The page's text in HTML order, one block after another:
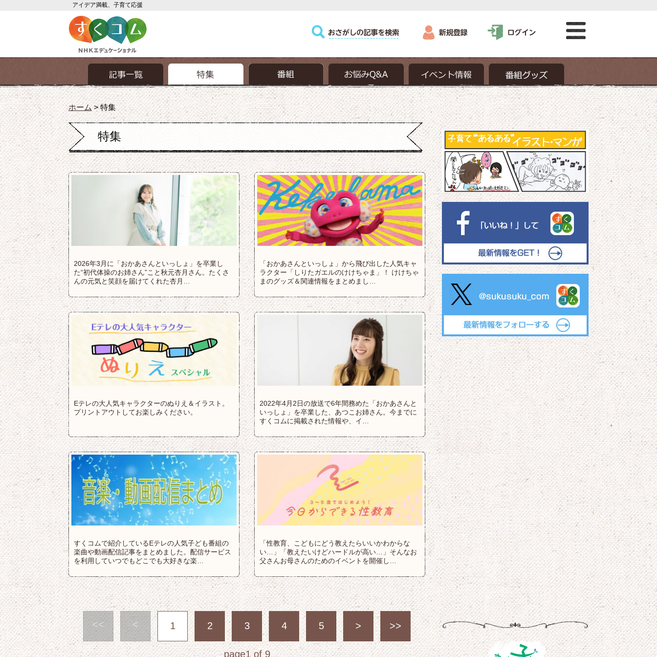
アイデア満載、子育て応援
ホーム>特集
特集
2026年3月に「おかあさんといっしょ」を卒業し
た“初代体操のお姉さん”こと秋元杏月さん。たくさ
んの元気と笑顔を届けてくれた杏月…
「おかあさんといっしょ」から飛び出した人気キャ
ラクター「しりたガエルのけけちゃま」！ けけちゃ
まのグッズ＆関連情報をまとめまし…
Eテレの大人気キャラクターのぬりえ＆イラスト。
プリントアウトしてお楽しみください。
2022年4月2日の放送で6年間務めた「おかあさんと
いっしょ」を卒業した、あつこお姉さん。今までに
すくコムに掲載された情報や、イ…
すくコムで紹介しているEテレの人気子ども番組の
楽曲や動画配信記事をまとめました。配信サービス
を利用していつでもどこでも大好きな楽…
「性教育、こどもにどう教えたらいいかわからな
い…」「教えたいけどハードルが高い…」そんなお
父さんお母さんのためのイベントを開催し…
<< < 1 2 3 4 5 > >>
page1 of 9